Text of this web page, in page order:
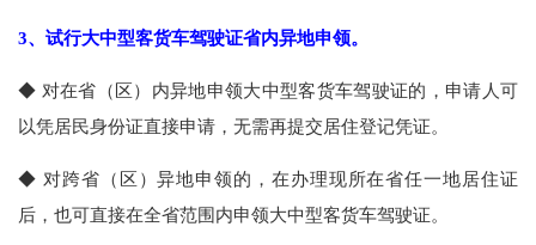
3、试行大中型客货车驾驶证省内异地申领。
◆ 对在省（区）内异地申领大中型客货车驾驶证的，申请人可
以凭居民身份证直接申请，无需再提交居住登记凭证。
◆ 对跨省（区）异地申领的，在办理现所在省任一地居住证
后，也可直接在全省范围内申领大中型客货车驾驶证。